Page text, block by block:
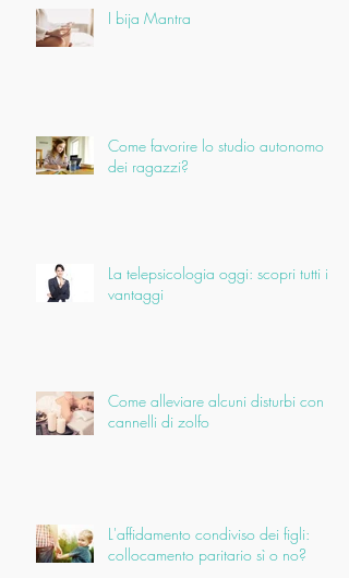
I bija Mantra
Come favorire lo studio autonomo
dei ragazzi?
La telepsicologia oggi: scopri tutti i
vantaggi
Come alleviare alcuni disturbi con i
cannelli di zolfo
L'affidamento condiviso dei figli:
collocamento paritario sì o no?